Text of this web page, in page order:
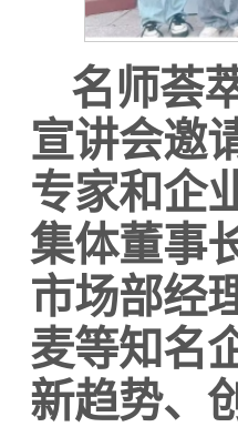
名师荟
宣讲会邀
专家和企
集体董事
市场部经
麦等知名
新趋势、